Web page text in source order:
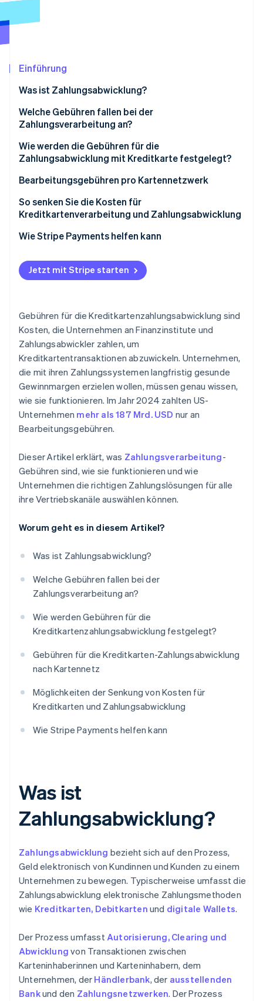
Betrugsprävention
Atlas
Online-Identitätsprüfung
Stripe-Sessions 2026
Jetzt ansehen
Einführung
Was ist Zahlungsabwicklung?
Welche Gebühren fallen bei der
Zahlungsverarbeitung an?
Wie werden die Gebühren für die
Zahlungsabwicklung mit Kreditkarte festgelegt?
Bearbeitungsgebühren pro Kartennetzwerk
So senken Sie die Kosten für
Kreditkartenverarbeitung und Zahlungsabwicklung
Wie Stripe Payments helfen kann
Jetzt mit Stripe starten
Gebühren für die Kreditkartenzahlungsabwicklung sind
Kosten, die Unternehmen an Finanzinstitute und
Zahlungsabwickler zahlen, um
Kreditkartentransaktionen abzuwickeln. Unternehmen,
die mit ihren Zahlungssystemen langfristig gesunde
Gewinnmargen erzielen wollen, müssen genau wissen,
wie sie funktionieren. Im Jahr 2024 zahlten US-
Unternehmen mehr als 187 Mrd. USD nur an
Bearbeitungsgebühren.
Dieser Artikel erklärt, was Zahlungsverarbeitung-
Gebühren sind, wie sie funktionieren und wie
Unternehmen die richtigen Zahlungslösungen für alle
ihre Vertriebskanäle auswählen können.
Worum geht es in diesem Artikel?
Was ist Zahlungsabwicklung?
Welche Gebühren fallen bei der
Zahlungsverarbeitung an?
Wie werden Gebühren für die
Kreditkartenzahlungsabwicklung festgelegt?
Gebühren für die Kreditkarten-Zahlungsabwicklung
nach Kartennetz
Möglichkeiten der Senkung von Kosten für
Kreditkarten und Zahlungsabwicklung
Wie Stripe Payments helfen kann
Was ist
Zahlungsabwicklung?
Zahlungsabwicklung bezieht sich auf den Prozess,
Geld elektronisch von Kundinnen und Kunden zu einem
Unternehmen zu bewegen. Typischerweise umfasst die
Zahlungsabwicklung elektronische Zahlungsmethoden
wie Kreditkarten, Debitkarten und digitale Wallets.
Der Prozess umfasstAutorisierung, Clearing und
Abwicklung von Transaktionen zwischen
Karteninhaberinnen und Karteninhabern, dem
Unternehmen, der Händlerbank, der ausstellenden
Bankund den Zahlungsnetzwerken. Der Prozess